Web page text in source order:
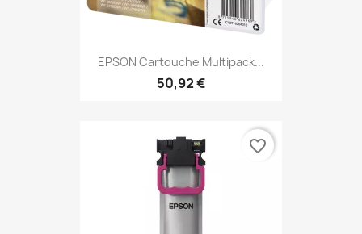
EPSON Cartouche Multipack...
50,92 €
favorite_border